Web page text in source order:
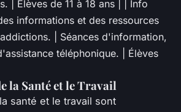
| Élèves de 11 à 18 ans | | Info
informations et des ressources
| Séances d'information,
téléphonique. | Élèves
la Santé et le Travail
santé et le travail sont